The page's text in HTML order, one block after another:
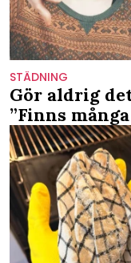
STÄDNING
Gör aldrig
”Finns